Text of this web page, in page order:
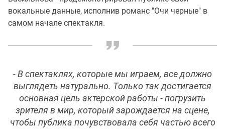
вокальные данные, исполнив романс "Очи черные" в
самом начале спектакля.
- В спектаклях, которые мы играем, все должно
выглядеть натурально. Только так достигается
основная цель актерской работы - погрузить
зрителя в мир, который зарождается на сцене,
чтобы публика почувствовала себя частью всего